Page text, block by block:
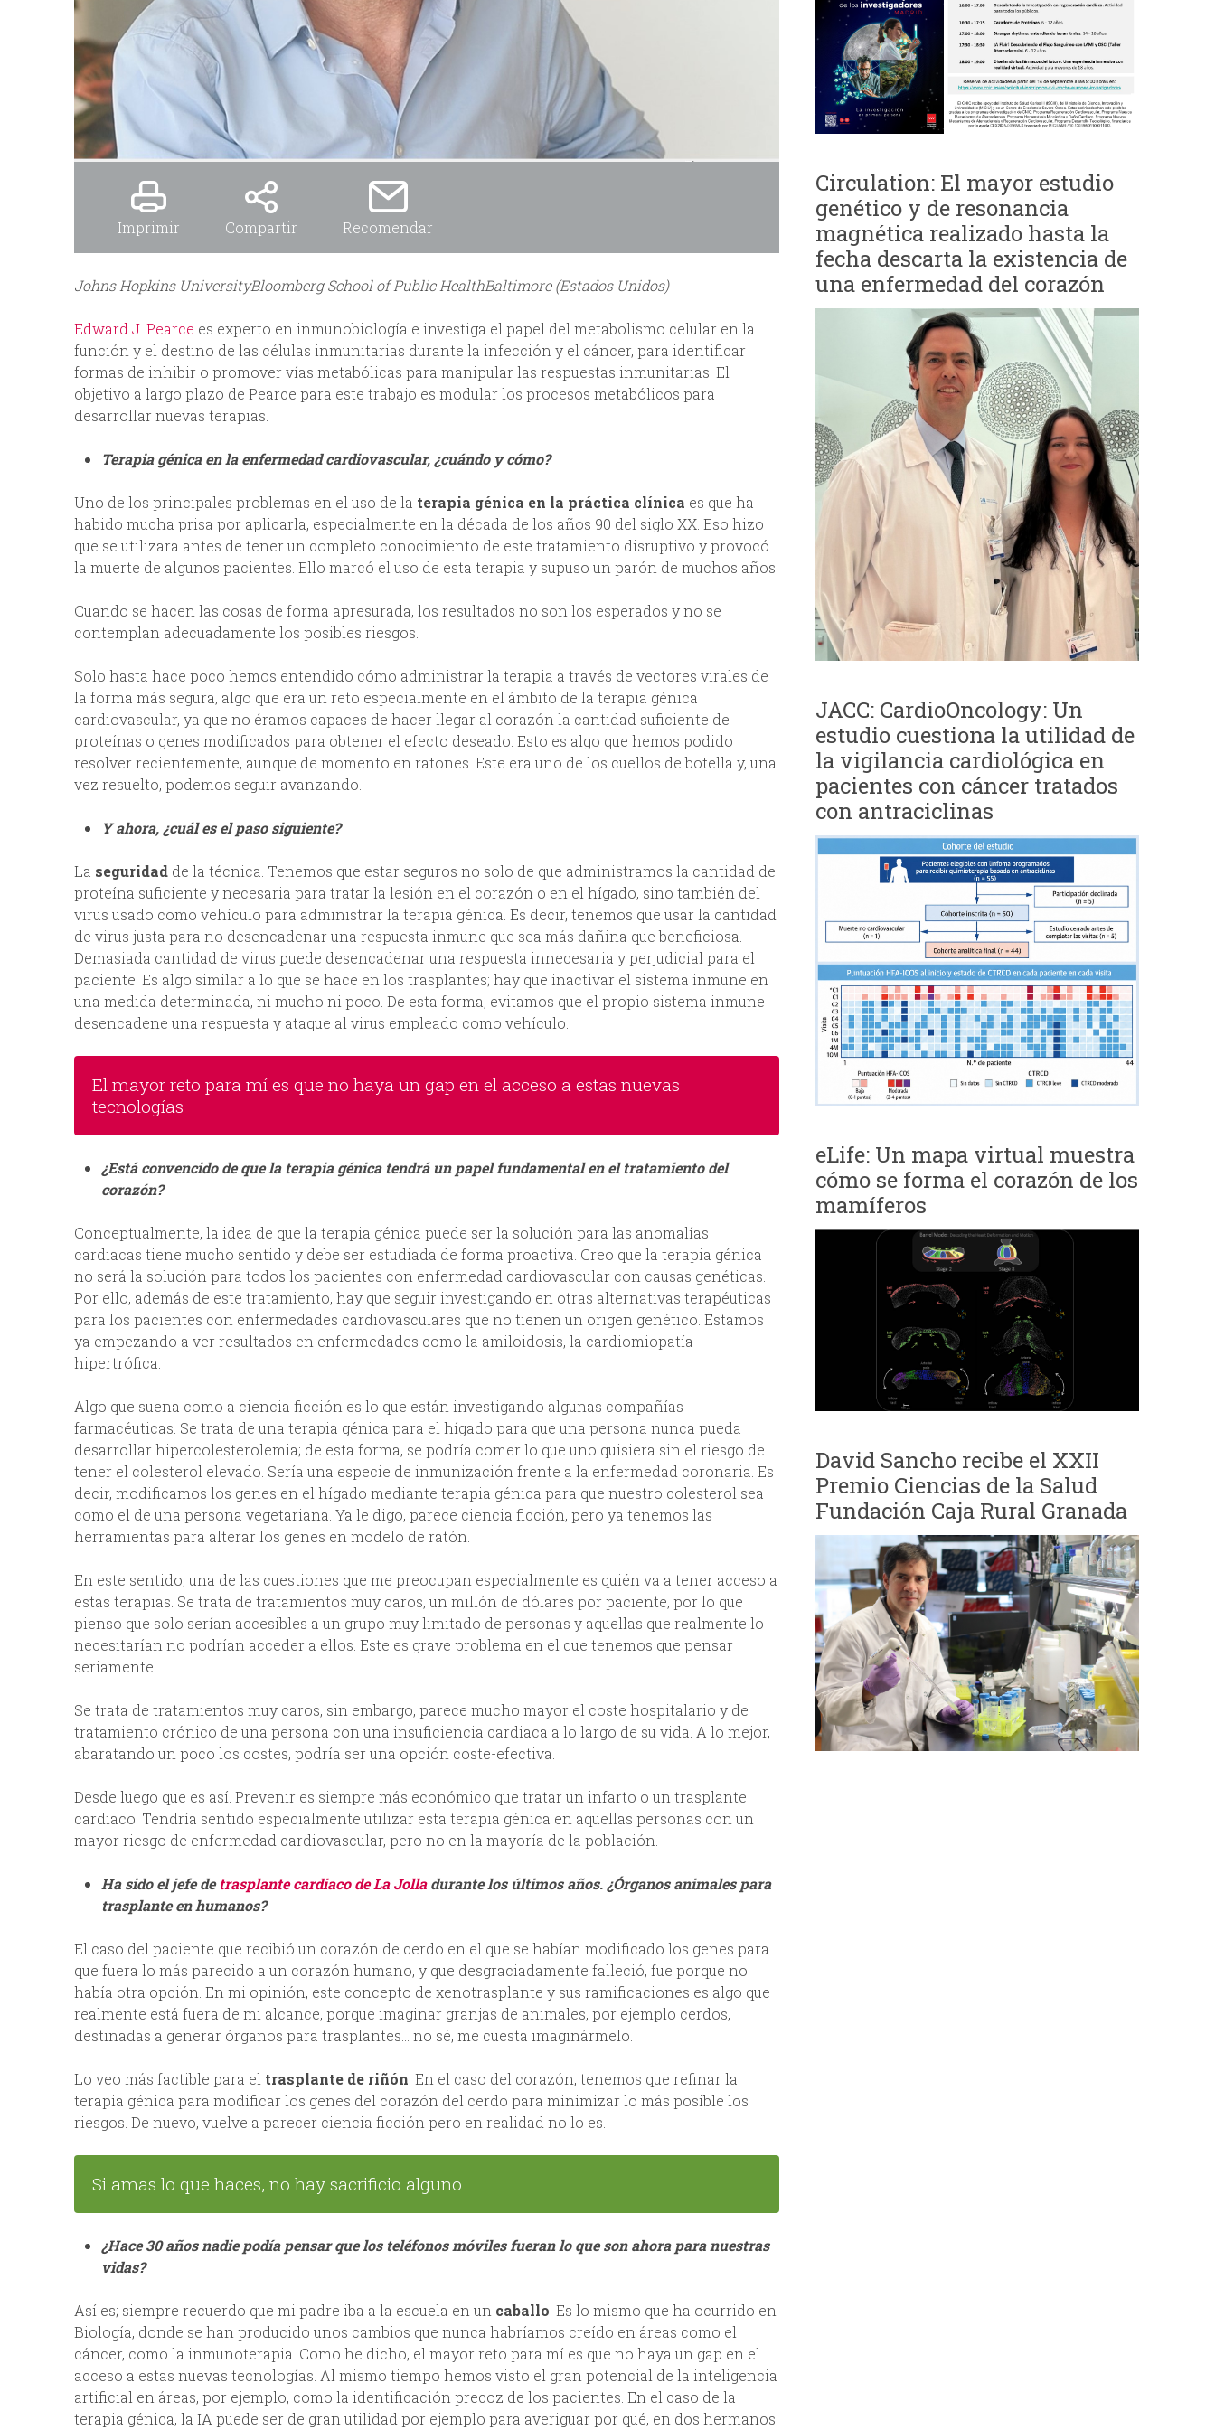
e
d
a
Imprimir Compartir Recomendar
Johns Hopkins UniversityBloomberg School of Public HealthBaltimore (Estados Unidos)
Edward J. Pearce es experto en inmunobiología e investiga el papel del metabolismo celular en la
función y el destino de las células inmunitarias durante la infección y el cáncer, para identificar
formas de inhibir o promover vías metabólicas para manipular las respuestas inmunitarias. El
objetivo a largo plazo de Pearce para este trabajo es modular los procesos metabólicos para
desarrollar nuevas terapias.
Terapia génica en la enfermedad cardiovascular, ¿cuándo y cómo?
Uno de los principales problemas en el uso de la terapia génica en la práctica clínica es que ha
habido mucha prisa por aplicarla, especialmente en la década de los años 90 del siglo XX. Eso hizo
que se utilizara antes de tener un completo conocimiento de este tratamiento disruptivo y provocó
la muerte de algunos pacientes. Ello marcó el uso de esta terapia y supuso un parón de muchos años.
Cuando se hacen las cosas de forma apresurada, los resultados no son los esperados y no se
contemplan adecuadamente los posibles riesgos.
Solo hasta hace poco hemos entendido cómo administrar la terapia a través de vectores virales de
la forma más segura, algo que era un reto especialmente en el ámbito de la terapia génica
cardiovascular, ya que no éramos capaces de hacer llegar al corazón la cantidad suficiente de
proteínas o genes modificados para obtener el efecto deseado. Esto es algo que hemos podido
resolver recientemente, aunque de momento en ratones. Este era uno de los cuellos de botella y, una
vez resuelto, podemos seguir avanzando.
Y ahora, ¿cuál es el paso siguiente?
La seguridad de la técnica. Tenemos que estar seguros no solo de que administramos la cantidad de
proteína suficiente y necesaria para tratar la lesión en el corazón o en el hígado, sino también del
virus usado como vehículo para administrar la terapia génica. Es decir, tenemos que usar la cantidad
de virus justa para no desencadenar una respuesta inmune que sea más dañina que beneficiosa.
Demasiada cantidad de virus puede desencadenar una respuesta innecesaria y perjudicial para el
paciente. Es algo similar a lo que se hace en los trasplantes; hay que inactivar el sistema inmune en
una medida determinada, ni mucho ni poco. De esta forma, evitamos que el propio sistema inmune
desencadene una respuesta y ataque al virus empleado como vehículo.
El mayor reto para mí es que no haya un gap en el acceso a estas nuevas
tecnologías
¿Está convencido de que la terapia génica tendrá un papel fundamental en el tratamiento del
corazón?
Conceptualmente, la idea de que la terapia génica puede ser la solución para las anomalías
cardiacas tiene mucho sentido y debe ser estudiada de forma proactiva. Creo que la terapia génica
no será la solución para todos los pacientes con enfermedad cardiovascular con causas genéticas.
Por ello, además de este tratamiento, hay que seguir investigando en otras alternativas terapéuticas
para los pacientes con enfermedades cardiovasculares que no tienen un origen genético. Estamos
ya empezando a ver resultados en enfermedades como la amiloidosis, la cardiomiopatía
hipertrófica.
Algo que suena como a ciencia ficción es lo que están investigando algunas compañías
farmacéuticas. Se trata de una terapia génica para el hígado para que una persona nunca pueda
desarrollar hipercolesterolemia; de esta forma, se podría comer lo que uno quisiera sin el riesgo de
tener el colesterol elevado. Sería una especie de inmunización frente a la enfermedad coronaria. Es
decir, modificamos los genes en el hígado mediante terapia génica para que nuestro colesterol sea
como el de una persona vegetariana. Ya le digo, parece ciencia ficción, pero ya tenemos las
herramientas para alterar los genes en modelo de ratón.
En este sentido, una de las cuestiones que me preocupan especialmente es quién va a tener acceso a
estas terapias. Se trata de tratamientos muy caros, un millón de dólares por paciente, por lo que
pienso que solo serían accesibles a un grupo muy limitado de personas y aquellas que realmente lo
necesitarían no podrían acceder a ellos. Este es grave problema en el que tenemos que pensar
seriamente.
Se trata de tratamientos muy caros, sin embargo, parece mucho mayor el coste hospitalario y de
tratamiento crónico de una persona con una insuficiencia cardiaca a lo largo de su vida. A lo mejor,
abaratando un poco los costes, podría ser una opción coste-efectiva.
Desde luego que es así. Prevenir es siempre más económico que tratar un infarto o un trasplante
cardiaco. Tendría sentido especialmente utilizar esta terapia génica en aquellas personas con un
mayor riesgo de enfermedad cardiovascular, pero no en la mayoría de la población.
Ha sido el jefe detrasplante cardiaco de La Jolladurante los últimos años. ¿Órganos animales para
trasplante en humanos?
El caso del paciente que recibió un corazón de cerdo en el que se habían modificado los genes para
que fuera lo más parecido a un corazón humano, y que desgraciadamente falleció, fue porque no
había otra opción. En mi opinión, este concepto de xenotrasplante y sus ramificaciones es algo que
realmente está fuera de mi alcance, porque imaginar granjas de animales, por ejemplo cerdos,
destinadas a generar órganos para trasplantes… no sé, me cuesta imaginármelo.
Lo veo más factible para el trasplante de riñón . En el caso del corazón, tenemos que refinar la
terapia génica para modificar los genes del corazón del cerdo para minimizar lo más posible los
riesgos. De nuevo, vuelve a parecer ciencia ficción pero en realidad no lo es.
Si amas lo que haces, no hay sacrificio alguno
¿Hace 30 años nadie podía pensar que los teléfonos móviles fueran lo que son ahora para nuestras
vidas?
Así es; siempre recuerdo que mi padre iba a la escuela en un caballo . Es lo mismo que ha ocurrido en
Biología, donde se han producido unos cambios que nunca habríamos creído en áreas como el
cáncer, como la inmunoterapia. Como he dicho, el mayor reto para mí es que no haya un gap en el
acceso a estas nuevas tecnologías. Al mismo tiempo hemos visto el gran potencial de la inteligencia
artificial en áreas, por ejemplo, como la identificación precoz de los pacientes. En el caso de la
terapia génica, la IA puede ser de gran utilidad por ejemplo para averiguar por qué, en dos hermanos
Circulation: El mayor estudio
genético y de resonancia
magnética realizado hasta la
fecha descarta la existencia de
una enfermedad del corazón
JACC: CardioOncology: Un
estudio cuestiona la utilidad de
la vigilancia cardiológica en
pacientes con cáncer tratados
con antraciclinas
eLife: Un mapa virtual muestra
cómo se forma el corazón de los
mamíferos
David Sancho recibe el XXII
Premio Ciencias de la Salud
Fundación Caja Rural Granada